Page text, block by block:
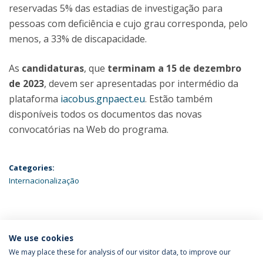
reservadas 5% das estadias de investigação para
pessoas com deficiência e cujo grau corresponda, pelo
menos, a 33% de discapacidade.
As candidaturas, que terminam a 15 de dezembro
de 2023, devem ser apresentadas por intermédio da
plataforma iacobus.gnpaect.eu. Estão também
disponíveis todos os documentos das novas
convocatórias na Web do programa.
Categories:
Internacionalização
ÚLTIMAS NOTÍCIAS
We use cookies
We may place these for analysis of our visitor data, to improve our